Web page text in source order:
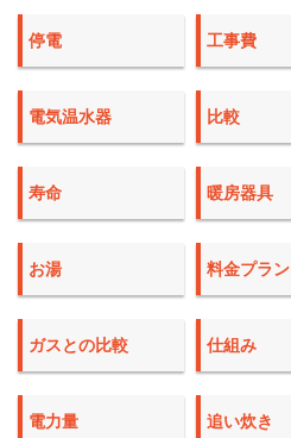
停電 工事費
電気温水器 比較
寿命 暖房器具
お湯 料金プラン
ガスとの比較 仕組み
電力量 追い炊き